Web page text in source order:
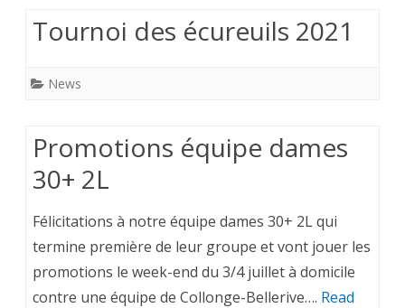
Tournoi des écureuils 2021
News
Promotions équipe dames
30+ 2L
Félicitations à notre équipe dames 30+ 2L qui
termine première de leur groupe et vont jouer les
promotions le week-end du 3/4 juillet à domicile
contre une équipe de Collonge-Bellerive…. Read